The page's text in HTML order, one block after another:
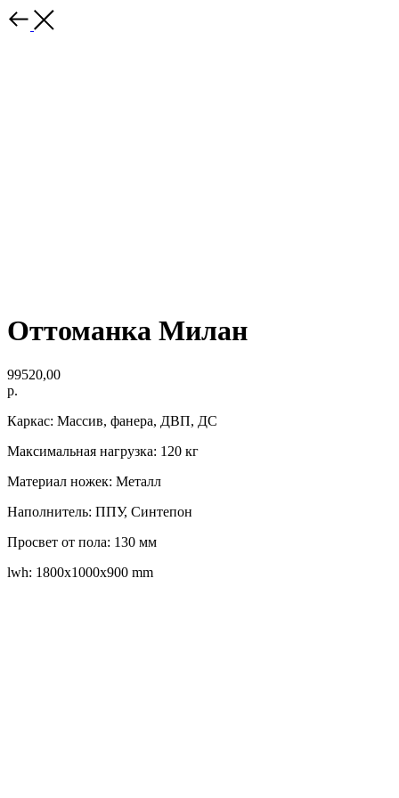
Оттоманка Милан
99520,00
р.
Каркас: Массив, фанера, ДВП, ДС
Максимальная нагрузка: 120 кг
Материал ножек: Металл
Наполнитель: ППУ, Синтепон
Просвет от пола: 130 мм
lwh: 1800x1000x900 mm